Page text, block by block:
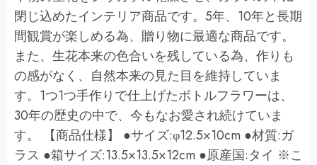
閉じ込めたインテリア商品です。5年、10年と長期
間観賞が楽しめる為、贈り物に最適な商品です。
また、生花本来の色合いを残している為、作りも
の感がなく、自然本来の見た目を維持していま
す。1つ1つ手作りで仕上げたボトルフラワーは、
30年の歴史の中で、今もなお愛され続けていま
す。 【商品仕様】 ●サイズ:φ12.5×10cm ●材質:ガ
ラス ●箱サイズ:13.5×13.5×12cm ●原産国:タイ ※こ